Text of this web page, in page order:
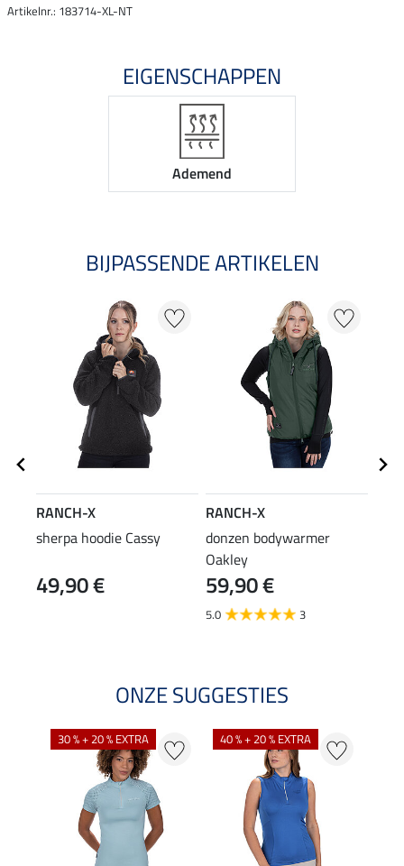
Artikelnr.: 183714-XL-NT
EIGENSCHAPPEN
Ademend
BIJPASSENDE ARTIKELEN
RANCH-X
sherpa hoodie Cassy
49,90 €
RANCH-X
donzen bodywarmer
Oakley
59,90 €
5.0 3
ONZE SUGGESTIES
30 % + 20 % EXTRA 40 % + 20 % EXTRA